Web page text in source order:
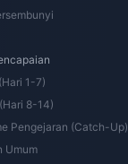
1-7)
8-14)
Pengejaran (Catch-Up)
Umum